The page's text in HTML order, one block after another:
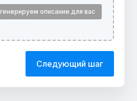
описание для вас
Следующий шаг